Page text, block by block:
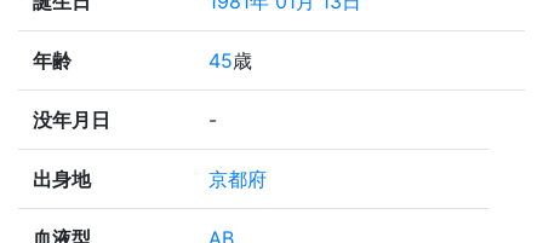
年齢 45歳
没年月日 -
出身地 京都府
血液型 AB